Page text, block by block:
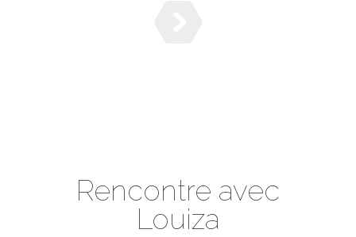
Rencontre avec
Louiza